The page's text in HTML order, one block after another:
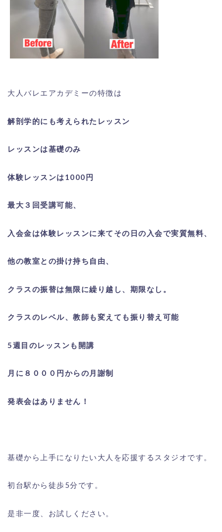
大人バレエアカデミーの特徴は
解剖学的にも考えられたレッスン
レッスンは基礎のみ
体験レッスンは1000円
最大３回受講可能、
入会金は体験レッスンに来てその日の入会で実質無料、
他の教室との掛け持ち自由、
クラスの振替は無限に繰り越し、期限なし。
クラスのレベル、教師も変えても振り替え可能
5週目のレッスンも開講
月に８０００円からの月謝制
発表会はありません！
基礎から上手になりたい大人を応援するスタジオです。
初台駅から徒歩5分です。
是非一度、お試しください。